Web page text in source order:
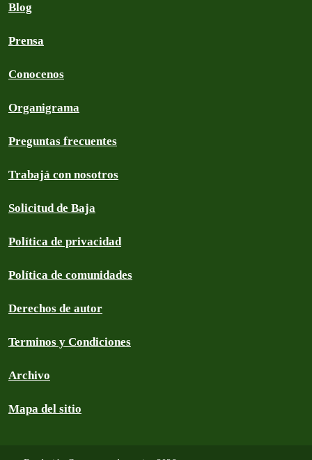
Blog
Prensa
Conocenos
Organigrama
Preguntas frecuentes
Trabajá con nosotros
Solicitud de Baja
Política de privacidad
Política de comunidades
Derechos de autor
Terminos y Condiciones
Archivo
Mapa del sitio